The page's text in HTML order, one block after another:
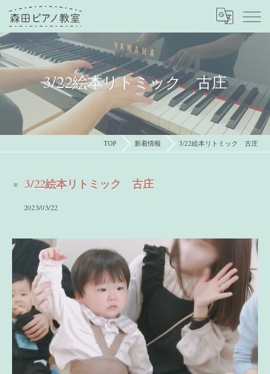
3/22絵本リトミック 古庄
TOP 新着情報 3/22絵本リトミック 古庄
3/22絵本リトミック 古庄
2023/03/22